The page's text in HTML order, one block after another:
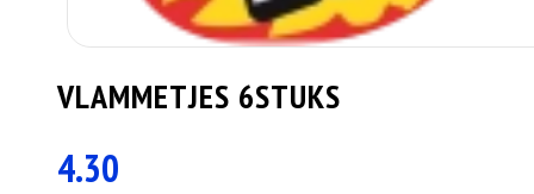
VLAMMETJES 6STUKS
4.30